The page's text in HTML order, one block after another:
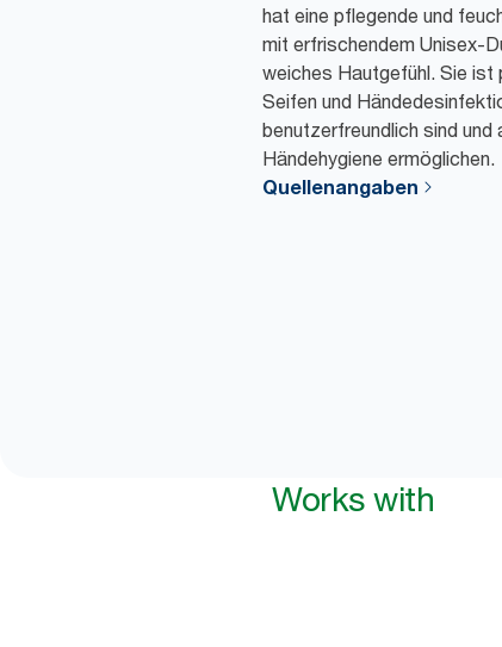
hat eine pflegende und
mit erfrischendem Unisex-
weiches Hautgefühl. Sie ist
Seifen und
benutzerfreundlich sind und
Händehygiene ermöglichen.
Quellenangaben
Works with